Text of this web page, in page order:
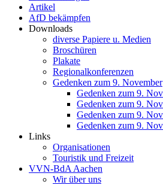
Artikel
AfD bekämpfen
Downloads
diverse Papiere u. Medien
Broschüren
Plakate
Regionalkonferenzen
Gedenken zum 9. November
Gedenken zum 9.
Gedenken zum 9.
Gedenken zum 9.
Gedenken zum 9.
Links
Organisationen
Touristik und Freizeit
VVN-BdA Aachen
Wir über uns